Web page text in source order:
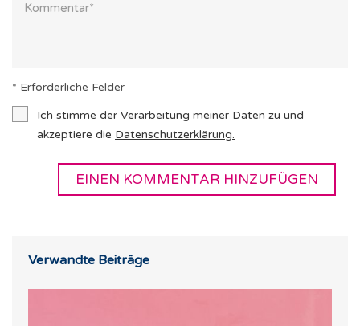
* Erforderliche Felder
Ich stimme der Verarbeitung meiner Daten zu und
akzeptiere die Datenschutzerklärung.
Verwandte Beiträge